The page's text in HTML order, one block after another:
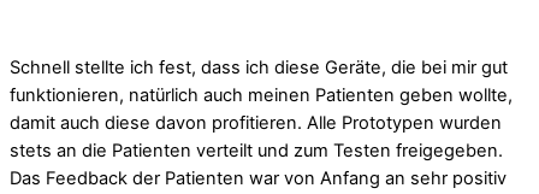
Schnell stellte ich fest, dass ich diese Geräte, die bei mir gut
funktionieren, natürlich auch meinen Patienten geben wollte,
damit auch diese davon profitieren. Alle Prototypen wurden
stets an die Patienten verteilt und zum Testen freigegeben.
Das Feedback der Patienten war von Anfang an sehr positiv